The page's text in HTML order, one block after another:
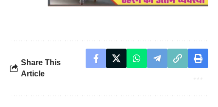
Share This
Article